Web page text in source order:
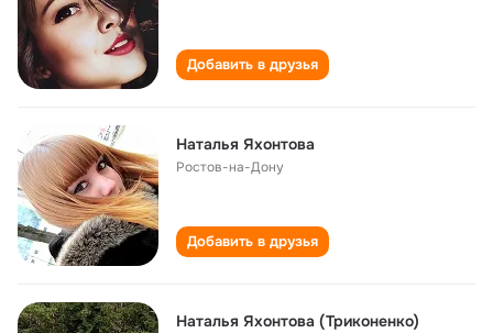
Добавить в друзья
Наталья Яхонтова
Ростов-на-Дону
Добавить в друзья
Наталья Яхонтова (Триконенко)